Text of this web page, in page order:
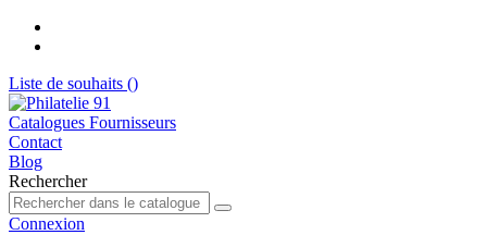
Liste de souhaits ()
Catalogues Fournisseurs
Contact
Blog
Rechercher
Connexion